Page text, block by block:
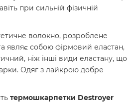
при сильній фізичній
волокно, розроблене
являє собою фірмовий еластан,
ніж інші види еластану, що
Одяг з лайкрою добре
термошкарпетки Destroyer